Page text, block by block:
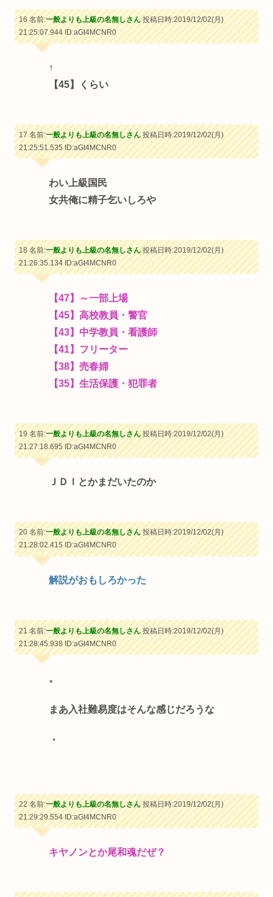
16 名前:一般よりも上級の名無しさん投稿日時:2019/12/02(月)
21:25:07.944ID:aGt4MCNR0
↑
【45】くらい
17 名前:一般よりも上級の名無しさん投稿日時:2019/12/02(月)
21:25:51.535ID:aGt4MCNR0
わい上級国民
女共俺に精子乞いしろや
18 名前:一般よりも上級の名無しさん投稿日時:2019/12/02(月)
21:26:35.134ID:aGt4MCNR0
【47】～一部上場
【45】高校教員・警官
【43】中学教員・看護師
【41】フリーター
【38】売春婦
【35】生活保護・犯罪者
19 名前:一般よりも上級の名無しさん投稿日時:2019/12/02(月)
21:27:18.695ID:aGt4MCNR0
ＪＤＩとかまだいたのか
20 名前:一般よりも上級の名無しさん投稿日時:2019/12/02(月)
21:28:02.415ID:aGt4MCNR0
解説がおもしろかった
21 名前:一般よりも上級の名無しさん投稿日時:2019/12/02(月)
21:28:45.938ID:aGt4MCNR0
。
まあ入社難易度はそんな感じだろうな
・
22 名前:一般よりも上級の名無しさん投稿日時:2019/12/02(月)
21:29:29.554ID:aGt4MCNR0
キヤノンとか尾和魂だぜ？